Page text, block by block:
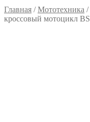
Главная /Мототехника /
кроссовый мотоцикл